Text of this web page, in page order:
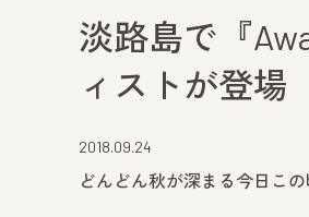
淡路島で『
ィストが登場
2018.09.24
どんどん秋が深まる今日この